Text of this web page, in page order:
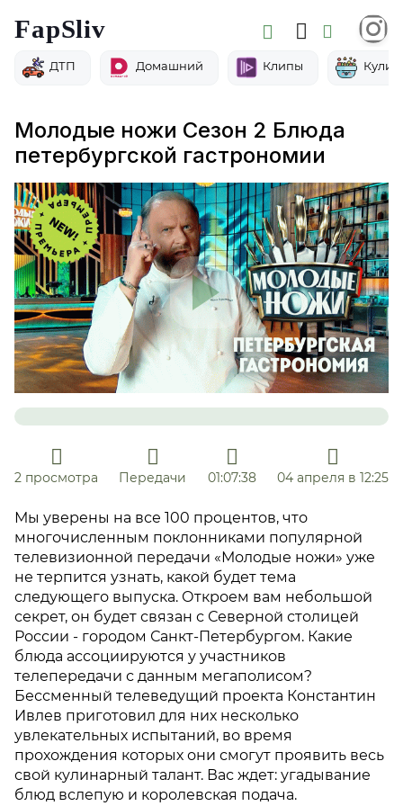
FapSliv
ДТП Домашний Клипы
Молодые ножи Сезон 2 Блюда
петербургской гастрономии
2 просмотра Передачи 01:07:38 04 апреля в 12:25
Мы уверены на все 100 процентов, что
многочисленным поклонниками популярной
телевизионной передачи «Молодые ножи» уже
не терпится узнать, какой будет тема
следующего выпуска. Откроем вам небольшой
секрет, он будет связан с Северной столицей
России - городом Санкт-Петербургом. Какие
блюда ассоциируются у участников
телепередачи с данным мегаполисом?
Бессменный телеведущий проекта Константин
Ивлев приготовил для них несколько
увлекательных испытаний, во время
прохождения которых они смогут проявить весь
свой кулинарный талант. Вас ждет: угадывание
блюд вслепую и королевская подача.